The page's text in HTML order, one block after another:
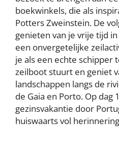
boekwinkels, die als
Potters Zweinstein. De
genieten van je vrije tijd
een onvergetelijke
je als een echte schipper
zeilboot stuurt en geniet
landschappen langs de
de Gaia en Porto. Op dag
gezinsvakantie door
huiswaarts vol